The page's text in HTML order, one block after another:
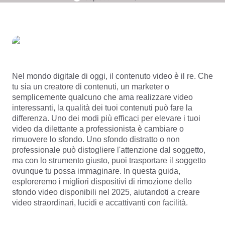
Riconoscimento vocale
Sintesi vocale
Voci personalizzate
Miglioramento della voce
Riduzione del rumore
Altro
Risorse
Guide pratiche
Trend di mercato
Scelte migliori
Tendenze e consigli sui modelli
Modelli di settore
Centro assistenza
Sala stampa
Informazioni sui Termini di servizio di CapCut
Dreamina Seedance 2.0 Launch
Apri CapCut
Nel mondo digitale di oggi, il contenuto video è il re. Che
tu sia un creatore di contenuti, un marketer o
semplicemente qualcuno che ama realizzare video
interessanti, la qualità dei tuoi contenuti può fare la
differenza. Uno dei modi più efficaci per elevare i tuoi
video da dilettante a professionista è cambiare o
rimuovere lo sfondo. Uno sfondo distratto o non
professionale può distogliere l'attenzione dal soggetto,
ma con lo strumento giusto, puoi trasportare il soggetto
ovunque tu possa immaginare. In questa guida,
esploreremo i migliori dispositivi di rimozione dello
sfondo video disponibili nel 2025, aiutandoti a creare
video straordinari, lucidi e accattivanti con facilità.